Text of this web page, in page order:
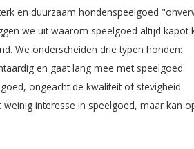
en duurzaam hondenspeelgoed
we uit waarom speelgoed altijd kapot
We onderscheiden drie typen honden:
en gaat lang mee met speelgoed.
ongeacht de kwaliteit of stevigheid.
weinig interesse in speelgoed, maar kan